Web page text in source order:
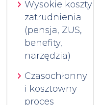
Wysokie koszty
zatrudnienia
(pensja, ZUS,
benefity,
narzędzia)
Czasochłonny
i kosztowny
proces